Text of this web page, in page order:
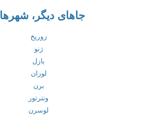
جاهای دیگر، شهرها
زوریخ
ژنو
بازل
لوزان
برن
ونترتور
لوسرن